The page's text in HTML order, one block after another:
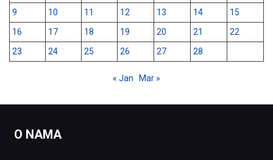
9
10 11 12 13 14
15
16
17 18 19 20 21
22
23
24 25 26 27 28
« Jan Mar »
O NAMA